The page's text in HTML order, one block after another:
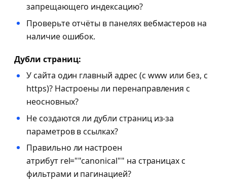
запрещающего индексацию?
Проверьте отчёты в панелях вебмастеров на
наличие ошибок.
Дубли страниц:
У сайта один главный адрес (с www или без, с
https)? Настроены ли перенаправления с
неосновных?
Не создаются ли дубли страниц из-за
параметров в ссылках?
Правильно ли настроен
атрибут rel=""canonical"" на страницах с
фильтрами и пагинацией?